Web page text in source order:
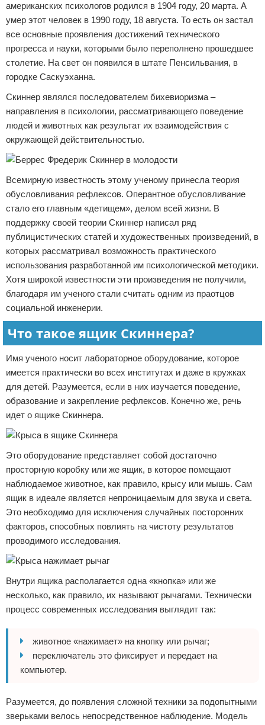
американских психологов родился в 1904 году, 20 марта. А
умер этот человек в 1990 году, 18 августа. То есть он застал
все основные проявления достижений технического
прогресса и науки, которыми было переполнено прошедшее
столетие. На свет он появился в штате Пенсильвания, в
городке Саскуэханна.
Скиннер являлся последователем бихевиоризма –
направления в психологии, рассматривающего поведение
людей и животных как результат их взаимодействия с
окружающей действительностью.
Всемирную известность этому ученому принесла теория
обусловливания рефлексов. Оперантное обусловливание
стало его главным «детищем», делом всей жизни. В
поддержку своей теории Скиннер написал ряд
публицистических статей и художественных произведений, в
которых рассматривал возможность практического
использования разработанной им психологической методики.
Хотя широкой известности эти произведения не получили,
благодаря им ученого стали считать одним из праотцов
социальной инженерии.
Что такое ящик Скиннера?
Имя ученого носит лабораторное оборудование, которое
имеется практически во всех институтах и даже в кружках
для детей. Разумеется, если в них изучается поведение,
образование и закрепление рефлексов. Конечно же, речь
идет о ящике Скиннера.
Это оборудование представляет собой достаточно
просторную коробку или же ящик, в которое помещают
наблюдаемое животное, как правило, крысу или мышь. Сам
ящик в идеале является непроницаемым для звука и света.
Это необходимо для исключения случайных посторонних
факторов, способных повлиять на чистоту результатов
проводимого исследования.
Внутри ящика располагается одна «кнопка» или же
несколько, как правило, их называют рычагами. Технически
процесс современных исследования выглядит так:
животное «нажимает» на кнопку или рычаг;
переключатель это фиксирует и передает на
компьютер.
Разумеется, до появления сложной техники за подопытными
зверьками велось непосредственное наблюдение. Модель